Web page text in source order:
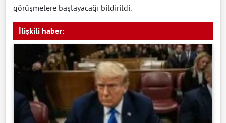
görüşmelere başlayacağı bildirildi.
İlişkili haber: